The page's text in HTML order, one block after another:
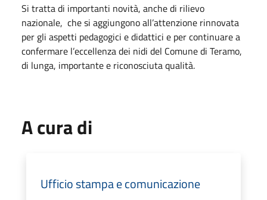
Si tratta di importanti novità, anche di rilievo
nazionale, che si aggiungono all’attenzione rinnovata
per gli aspetti pedagogici e didattici e per continuare a
confermare l’eccellenza dei nidi del Comune di Teramo,
di lunga, importante e riconosciuta qualità.
A cura di
Ufficio stampa e comunicazione